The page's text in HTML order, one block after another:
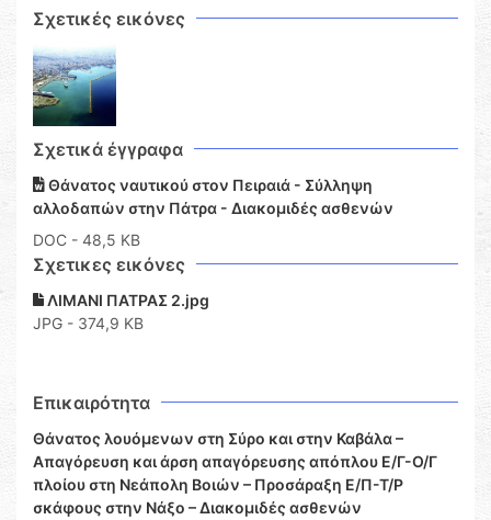
Σχετικές εικόνες
Σχετικά έγγραφα
Θάνατος ναυτικού στον Πειραιά - Σύλληψη
αλλοδαπών στην Πάτρα - Διακομιδές ασθενών
DOC - 48,5 KB
Σχετικες εικόνες
ΛΙΜΑΝΙ ΠΑΤΡΑΣ 2.jpg
JPG - 374,9 KB
Επικαιρότητα
Θάνατος λουόμενων στη Σύρο και στην Καβάλα –
Απαγόρευση και άρση απαγόρευσης απόπλου Ε/Γ-Ο/Γ
πλοίου στη Νεάπολη Βοιών – Προσάραξη Ε/Π-Τ/Ρ
σκάφους στην Νάξο – Διακομιδές ασθενών